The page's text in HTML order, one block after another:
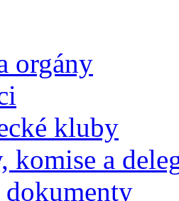
orgány
kluby
komise a
dokumenty